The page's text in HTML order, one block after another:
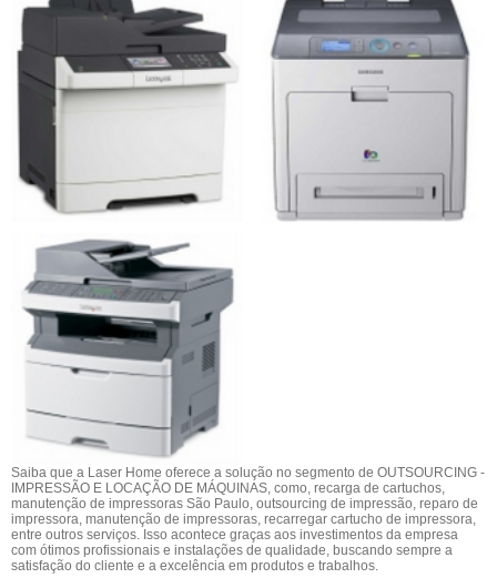
Saiba que a Laser Home oferece a solução no segmento de OUTSOURCING -
IMPRESSÃO E LOCAÇÃO DE MÁQUINAS, como, recarga de cartuchos,
manutenção de impressoras São Paulo, outsourcing de impressão, reparo de
impressora, manutenção de impressoras, recarregar cartucho de impressora,
entre outros serviços. Isso acontece graças aos investimentos da empresa
com ótimos profissionais e instalações de qualidade, buscando sempre a
satisfação do cliente e a excelência em produtos e trabalhos.